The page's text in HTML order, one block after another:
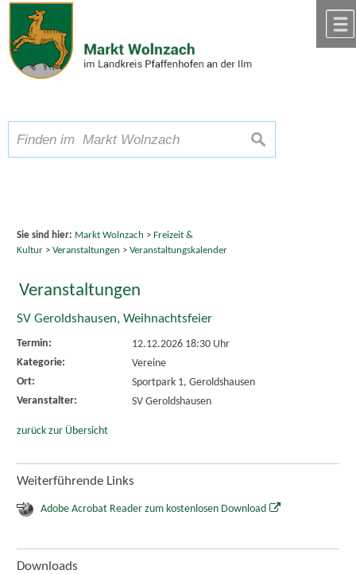
Zum Inhalt,zur Navigation
Schriftgröße A A A suchen
Sie sind hier: Markt Wolnzach > Freizeit &
Kultur> Veranstaltungen > Veranstaltungskalender
Veranstaltungen
SV Geroldshausen, Weihnachtsfeier
Termin:
12.12.2026 18:30 Uhr
Kategorie:
Vereine
Ort:
Sportpark 1, Geroldshausen
Veranstalter:
SV Geroldshausen
zurück zur Übersicht
Weiterführende Links
Adobe Acrobat Reader zum kostenlosen Download
Downloads